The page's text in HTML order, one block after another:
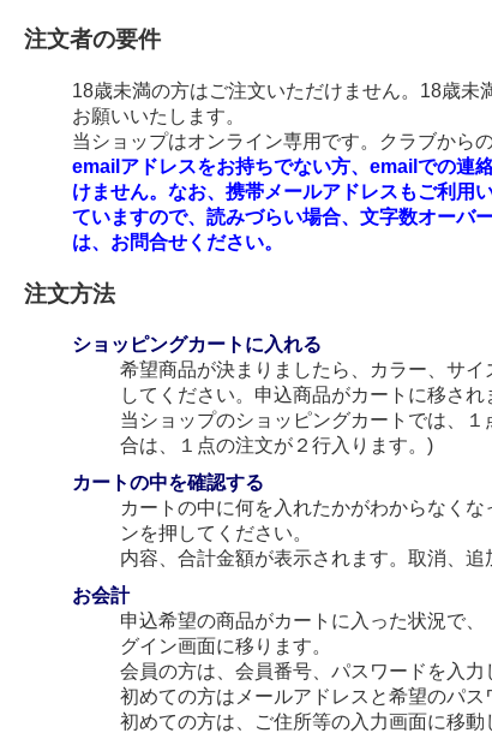
注文者の要件
18歳未満の方はご注文いただけません。18歳未
お願いいたします。
当ショップはオンライン専用です。クラブから
emailアドレスをお持ちでない方、emailでの連
けません。なお、携帯メールアドレスもご利用
ていますので、読みづらい場合、文字数オーバ
は、お問合せください。
注文方法
ショッピングカートに入れる
希望商品が決まりましたら、カラー、サ
してください。申込商品がカートに移され
当ショップのショッピングカートでは、
合は、１点の注文が２行入ります。)
カートの中を確認する
カートの中に何を入れたかがわからなく
ンを押してください。
内容、合計金額が表示されます。取消、追
お会計
申込希望の商品がカートに入った状況で
グイン画面に移ります。
会員の方は、会員番号、パスワードを入力
初めての方はメールアドレスと希望のパス
初めての方は、ご住所等の入力画面に移